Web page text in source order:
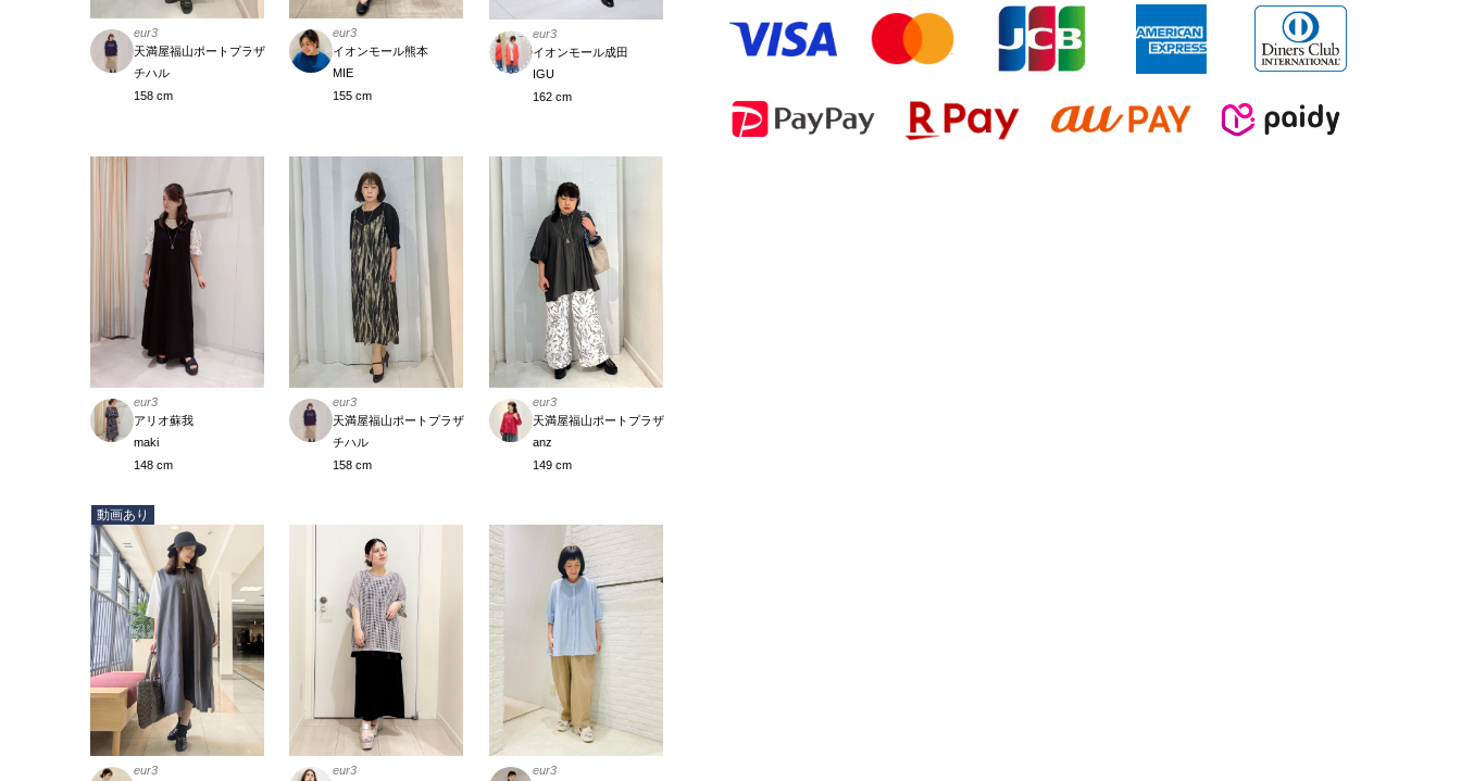
eur3
天満屋福山ポートプラザ
チハル
158 cm
eur3
イオンモール熊本
MIE
155 cm
eur3
イオンモール成田
IGU
162 cm
eur3
アリオ蘇我
maki
148 cm
eur3
天満屋福山ポートプラザ
チハル
158 cm
eur3
天満屋福山ポートプラザ
anz
149 cm
動画あり
eur3
eur3
eur3